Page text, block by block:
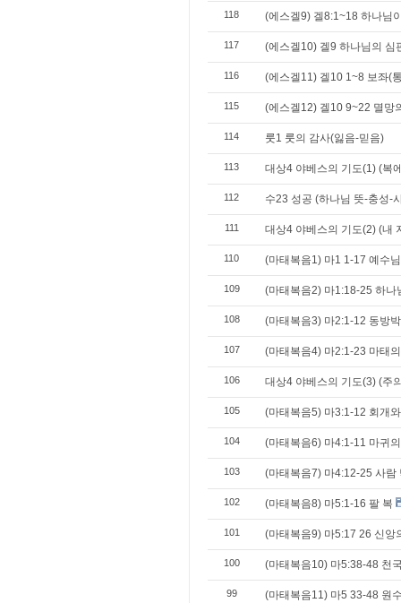
118 (에스겔9) 겔8:1~18 하나님
117 (에스겔10) 겔9 하나님의 심
116 (에스겔11) 겔10 1~8 보좌(
115 (에스겔12) 겔10 9~22 멸망
114 룻1 룻의 감사(잃음-믿음)
113 대상4 야베스의 기도(1) (복
112 수23 성공 (하나님 뜻-충성-
111 대상4 야베스의 기도(2) (내
110 (마태복음1) 마1 1-17 예수
109 (마태복음2) 마1:18-25 하나
108 (마태복음3) 마2:1-12 동방
107 (마태복음4) 마2:1-23 마태
106 대상4 야베스의 기도(3) (주
105 (마태복음5) 마3:1-12 회개
104 (마태복음6) 마4:1-11 마귀
103 (마태복음7) 마4:12-25 사람
102 (마태복음8) 마5:1-16 팔 복
101 (마태복음9) 마5:17 26 신앙
100 (마태복음10) 마5:38-48 천
99 (마태복음11) 마5 33-48 원